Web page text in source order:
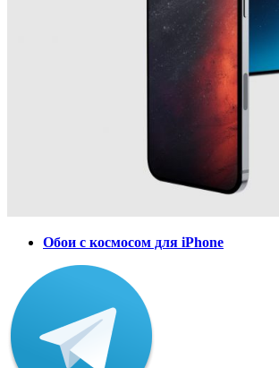
Обои с космосом для iPhone